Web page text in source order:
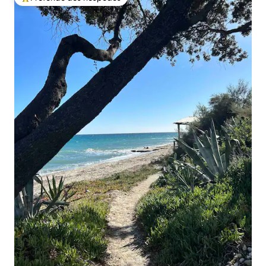
Entre os melhores preferidos dos hóspedes